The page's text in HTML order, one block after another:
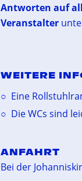
Antworten auf
Veranstalter
WEITERE
Eine
Die WCs sind
ANFAHRT
Bei der